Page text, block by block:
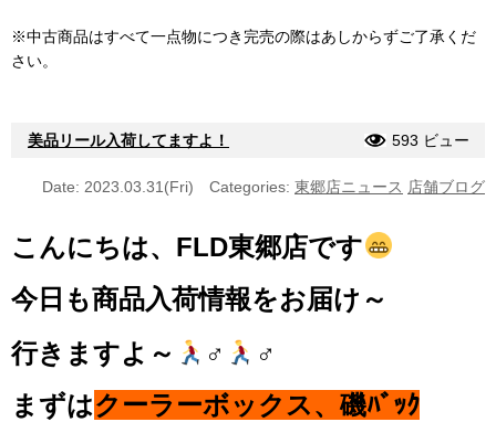
※中古商品はすべて一点物につき完売の際はあしからずご了承くだ
さい。
美品リール入荷してますよ！ 593 ビュー
Date: 2023.03.31(Fri) Categories: 東郷店ニュース 店舗ブログ
こんにちは、FLD東郷店です
今日も商品入荷情報をお届け～
行きますよ～
‍♂️
‍♂️
まずはクーラーボックス、磯ﾊﾞｯｸ